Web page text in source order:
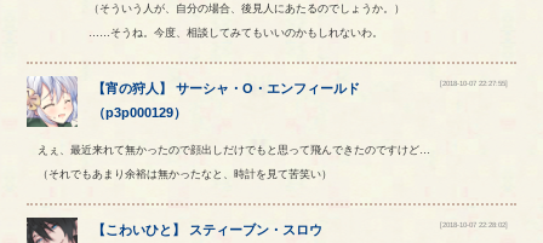
（そういう人が、自分の場合、後見人にあたるのでしょうか。）
……そうね。今度、相談してみてもいいのかもしれないわ。
【宵の狩人 】サーシャ ・O ・ エンフィールド
（p3p000129）
[2018-10-07 22:27:55]
えぇ、最近来れて無かったので顔出しだけでもと思って飛んできたのですけど…
（それでもあまり余裕は無かったなと、時計を見て苦笑い）
【こわいひと 】 スティーブン ・ スロウ
[2018-10-07 22:28:02]